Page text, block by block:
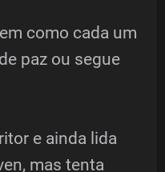
como cada um
paz ou segue
e ainda lida
mas tenta